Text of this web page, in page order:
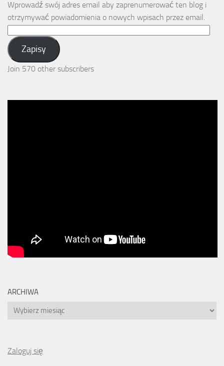
Wprowadź swój adres email aby zaprenumerować ten blog i
otrzymywać powiadomienia o nowych wpisach przez email.
Address:
Zapisy
Join 570 other subscribers
ARCHIWA
Archiwa
Zaloguj się